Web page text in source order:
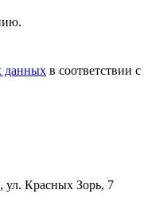
данных в соответствии с
ул. Красных Зорь, 7